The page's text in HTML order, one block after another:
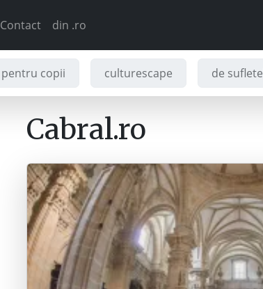
Contact din .ro
pentru copii culturescape de
Cabral.ro